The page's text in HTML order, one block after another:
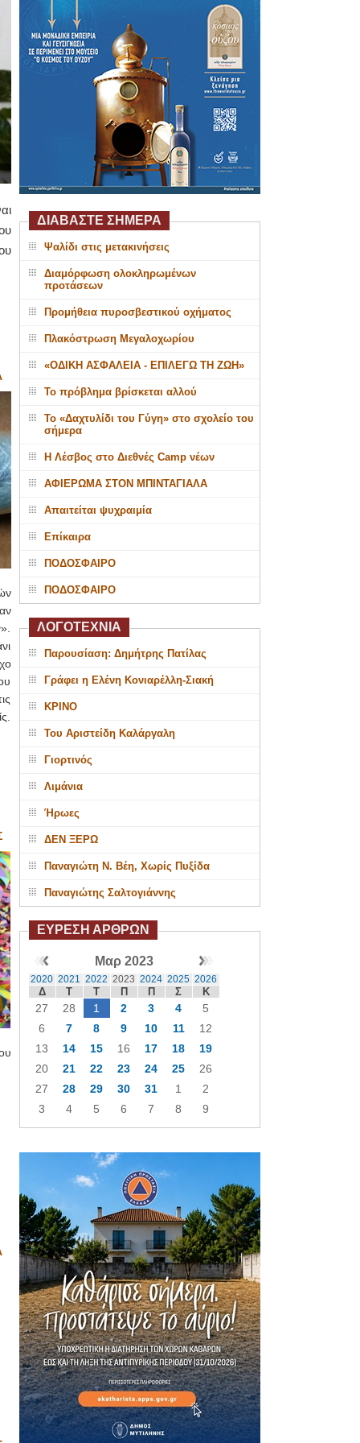
ΔΙΑΒΑΣΤΕ ΣΗΜΕΡΑ
Ψαλίδι στις μετακινήσεις
Διαμόρφωση ολοκληρωμένων
προτάσεων
Προμήθεια πυροσβεστικού οχήματος
Πλακόστρωση Μεγαλοχωρίου
«ΟΔΙΚΗ ΑΣΦΑΛΕΙΑ - ΕΠΙΛΕΓΩ ΤΗ ΖΩΗ»
Το πρόβλημα βρίσκεται αλλού
Το «Δαχτυλίδι του Γύγη» στο σχολείο του
σήμερα
Η Λέσβος στο Διεθνές Camp νέων
ΑΦΙΕΡΩΜΑ ΣΤΟΝ ΜΠΙΝΤΑΓΙΑΛΑ
Απαιτείται ψυχραιμία
Επίκαιρα
ΠΟΔΟΣΦΑΙΡΟ
ΠΟΔΟΣΦΑΙΡΟ
ΛΟΓΟΤΕΧΝΙΑ
Παρουσίαση: Δημήτρης Πατίλας
Γράφει η Ελένη Κονιαρέλλη-Σιακή
ΚΡΙΝΟ
Του Αριστείδη Καλάργαλη
Γιορτινός
Λιμάνια
Ήρωες
ΔΕΝ ΞΕΡΩ
Παναγιώτη Ν. Βέη, Χωρίς Πυξίδα
Παναγιώτης Σαλτογιάννης
ΕΥΡΕΣΗ ΑΡΘΡΩΝ
Μαρ 2023
2020 2021 2022 2023 2024 2025 2026
Δ Τ Τ Π Π Σ Κ
27 28 1 2 3 4
5
6
7 8 9 10 11
12
13
14 15 16 17 18
19
20
21 22 23 24 25
26
27
28 29 30 31 1
2
3
4 5 6 7 8 9